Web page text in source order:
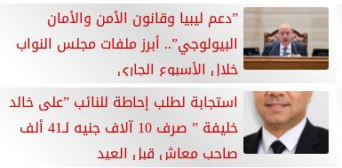
”دعم ليبيا وقانون الأمن والأمان
البيولوجي”.. أبرز ملفات مجلس النواب
خلال الأسبوع الجاري
استجابة لطلب إحاطة للنائب ”على خالد
خليفة ” صرف 10 آلاف جنيه لـ41 ألف
صاحب معاش قبل العيد